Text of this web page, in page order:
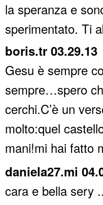
la speranza e
sperimentato. Ti
boris.tr 03.29.13
Gesu è sempre
sempre…spero
cerchi.C’è un
molto:quel
mani!mi hai fatto
daniela27.mi
cara e bella sery